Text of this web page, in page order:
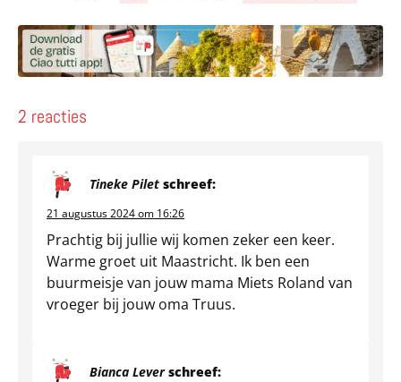
2 reacties
Tineke Pilet schreef:
21 augustus 2024 om 16:26
Prachtig bij jullie wij komen zeker een keer.
Warme groet uit Maastricht. Ik ben een
buurmeisje van jouw mama Miets Roland van
vroeger bij jouw oma Truus.
Bianca Lever schreef: